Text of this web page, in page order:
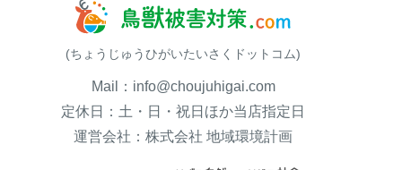
(ちょうじゅうひがいたいさくドットコム)
Mail：info@choujuhigai.com
定休日：土・日・祝日ほか当店指定日
運営会社：株式会社 地域環境計画